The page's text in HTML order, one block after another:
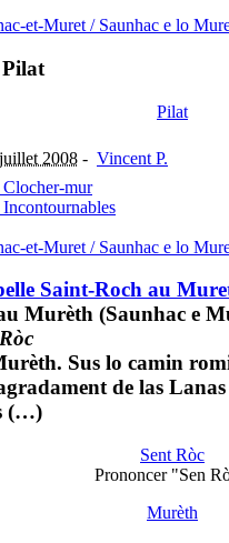
et-Muret / Saunhac e lo
Pilat
Pilat
2008 - Vincent P.
Clocher-mur
Incontournables
et-Muret / Saunhac e lo
Saint-Roch au
Murèth (Saunhac e
Sus lo camin
de las Lanas
(…)
Sent Ròc
Prononcer "Sen
Murèth